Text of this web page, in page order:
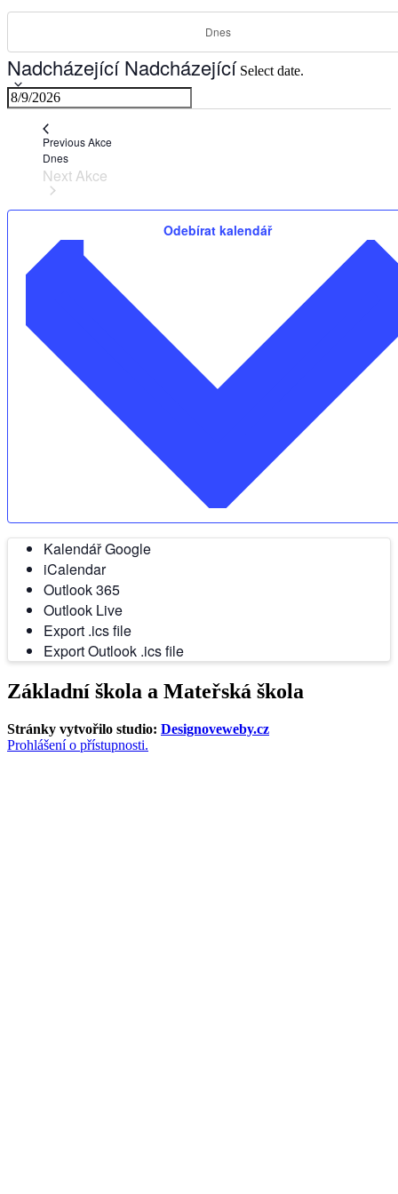
Dnes
NadcházejícíNadcházející Select date.
PreviousAkce
Dnes
NextAkce
Odebírat kalendář
Kalendář Google
iCalendar
Outlook 365
Outlook Live
Export .ics file
Export Outlook .ics file
Základní škola a Mateřská škola
Stránky vytvořilo studio: Designoveweby.cz
Prohlášení o přístupnosti.